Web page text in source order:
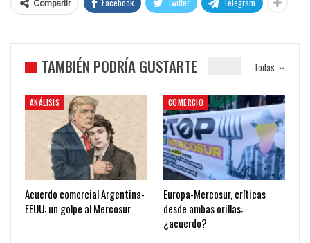
Compartir Facebook Twitter Telegram
Todas
TAMBIÉN PODRÍA GUSTARTE
ANÁLISIS
Acuerdo comercial Argentina-
EEUU: un golpe al Mercosur
COMERCIO
Europa-Mercosur, críticas
desde ambas orillas:
¿acuerdo?